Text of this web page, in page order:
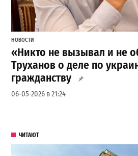
НОВОСТИ
«Никто не вызывал и не
Труханов о деле по
гражданству
06-05-2026 в 21:24
ЧИТАЮТ